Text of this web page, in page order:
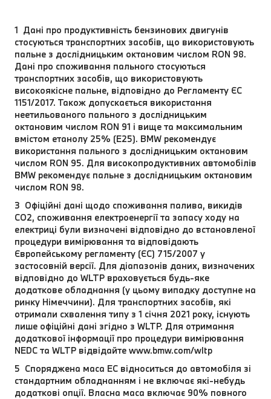
1 Дані про продуктивність бензинових двигунів
стосуються транспортних засобів, що використовують
пальне з дослідницьким октановим числом RON 98.
Дані про споживання пального стосуються
транспортних засобів, що використовують
високоякісне пальне, відповідно до Регламенту ЄС
1151/2017. Також допускається використання
неетильованого пального з дослідницьким
октановим числом RON 91 і вище та максимальним
вмістом етанолу 25% (E25). BMW рекомендує
використання пального з дослідницьким октановим
числом RON 95. Для високопродуктивних автомобілів
BMW рекомендує пальне з дослідницьким октановим
числом RON 98.
3 Офіційні дані щодо споживання палива, викидів
CO2, споживання електроенергії та запасу ходу на
електриці були визначені відповідно до встановленої
процедури вимірювання та відповідають
Європейському регламенту (ЄС) 715/2007 у
застосовній версії. Для діапазонів даних, визначених
відповідно до WLTP враховується будь-яке
додаткове обладнання (у цьому випадку доступне на
ринку Німеччини). Для транспортних засобів, які
отримали схвалення типу з 1 січня 2021 року, існують
лише офіційні дані згідно з WLTP. Для отримання
додаткової інформації про процедури вимірювання
NEDC та WLTP відвідайте www.bmw.com/wltp
5 Споряджена маса EC відноситься до автомобіля зі
стандартним обладнанням і не включає які-небудь
додаткові опції. Власна маса включає 90% повного